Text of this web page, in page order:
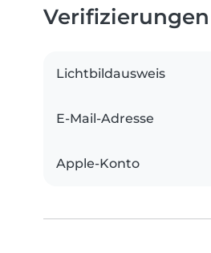
Verifizierungen
Lichtbildausweis
E-Mail-Adresse
Apple-Konto